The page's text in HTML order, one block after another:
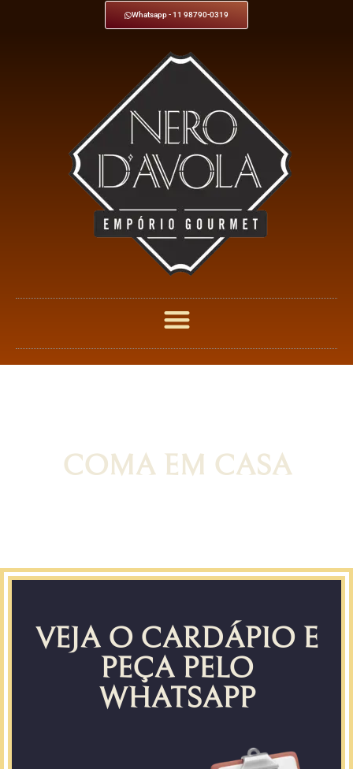
Whatsapp - 11 98790-0319
COMA EM CASA
VEJA O CARDÁPIO E
PEÇA PELO
WHATSAPP